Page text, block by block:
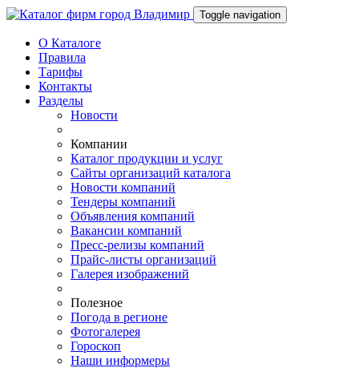
Toggle navigation
О Каталоге
Правила
Тарифы
Контакты
Разделы
Новости
Компании
Каталог продукции и услуг
Сайты организаций каталога
Новости компаний
Тендеры компаний
Объявления компаний
Вакансии компаний
Пресс-релизы компаний
Прайс-листы организаций
Галерея изображений
Полезное
Погода в регионе
Фотогалерея
Гороскоп
Наши информеры